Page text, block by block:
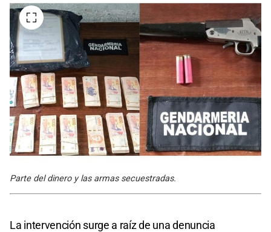
Parte del dinero y las armas secuestradas.
La intervención surge a raíz de una denuncia